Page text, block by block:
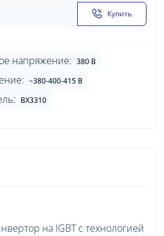
Купить
напряжение: 380 В
~380-400-415 В
BX3310
на IGBT с технологией